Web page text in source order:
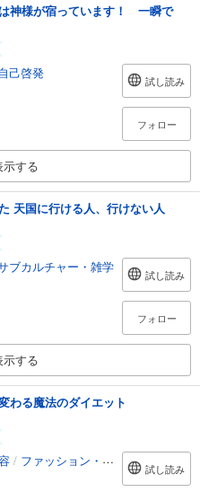
神様が宿っています！ 一瞬で
己啓発
試し読み
フォロー
する
天国に行ける人、行けない人
ブカルチャー・雑学
試し読み
フォロー
する
わる魔法のダイエット
/ ファッション・美容
試し読み